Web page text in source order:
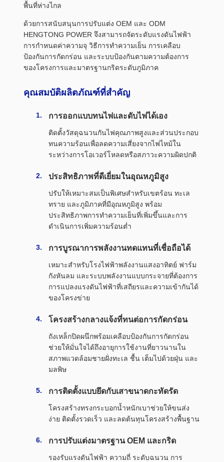
พื้นที่ห่างไกล
ด้วยการสนับสนุนการปรับแต่ง OEM และ ODM
HENGTONG POWER จึงสามารถจัดระดับแรงดันไฟฟ้า
การกำหนดค่าความจุ วิธีการทำความเย็น การเคลือบ
ป้องกันการกัดกร่อน และระบบป้องกันตามความต้องการ
ของโครงการและมาตรฐานกริดระดับภูมิภาค
คุณสมบัติผลิตภัณฑ์ที่สำคัญ
การออกแบบทนไฟและดับไฟได้เอง
ติดตั้งวัสดุฉนวนกันไฟคุณภาพสูงและส่วนประกอบ
ทนความร้อนเพื่อลดความเสี่ยงจากไฟไหม้ใน
ระหว่างการโอเวอร์โหลดหรือสภาวะความผิดปกติ
ประสิทธิภาพที่ดีเยี่ยมในอุณหภูมิสูง
ปรับให้เหมาะสมเป็นพิเศษสำหรับเขตร้อน ทะเล
ทราย และภูมิภาคที่มีอุณหภูมิสูง พร้อม
ประสิทธิภาพการทำความเย็นที่เพิ่มขึ้นและการ
ดำเนินการเพิ่มความร้อนต่ำ
การบูรณาการพลังงานทดแทนที่เชื่อถือได้
เหมาะสำหรับโรงไฟฟ้าพลังงานแสงอาทิตย์ ฟาร์ม
กังหันลม และระบบพลังงานแบบกระจายที่ต้องการ
การแปลงแรงดันไฟฟ้าที่เสถียรและความเข้ากันได้
ของโครงข่าย
โครงสร้างกลางแจ้งที่ทนต่อการกัดกร่อน
ถังเหล็กปิดผนึกพร้อมเคลือบป้องกันการกัดกร่อน
ช่วยให้มั่นใจได้ถึงอายุการใช้งานที่ยาวนานใน
สภาพแวดล้อมชายฝั่งทะเล ชื้น เต็มไปด้วยฝุ่น และ
มลพิษ
การติดตั้งแบบยึดกับเสาขนาดกะทัดรัด
โครงสร้างทรงกระบอกน้ำหนักเบาช่วยให้ขนส่ง
ง่าย ติดตั้งรวดเร็ว และลดต้นทุนโครงสร้างพื้นฐาน
การปรับแต่งมาตรฐาน OEM และกริด
รองรับแรงดันไฟฟ้า ความถี่ ระดับฉนวน การ